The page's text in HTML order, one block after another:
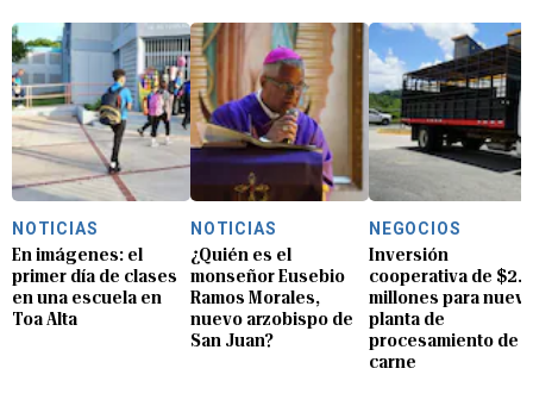
NOTICIAS
En imágenes: el
primer día de clases
en una escuela en
Toa Alta
NOTICIAS
¿Quién es el
monseñor Eusebio
Ramos Morales,
nuevo arzobispo de
San Juan?
NEGOCIOS
Inversión
cooperativa de $2.8
millones para nueva
planta de
procesamiento de
carne